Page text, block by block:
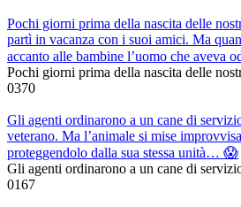
Pochi giorni prima della nascita delle
partì in vacanza con i suoi amici. Ma
accanto alle bambine l’uomo che aveva
Pochi giorni prima della nascita delle
0370
Gli agenti ordinarono a un cane di
veterano. Ma l’animale si mise
proteggendolo dalla sua stessa unità… 😱
Gli agenti ordinarono a un cane di
0167